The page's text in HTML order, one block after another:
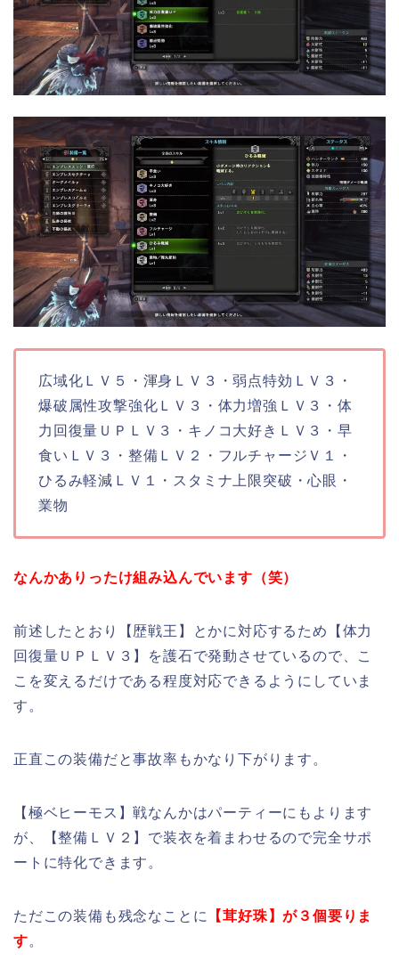
広域化ＬＶ５・渾身ＬＶ３・弱点特効ＬＶ３・
爆破属性攻撃強化ＬＶ３・体力増強ＬＶ３・体
力回復量ＵＰＬＶ３・キノコ大好きＬＶ３・早
食いＬＶ３・整備ＬＶ２・フルチャージＶ１・
ひるみ軽減ＬＶ１・スタミナ上限突破・心眼・
業物
なんかありったけ組み込んでいます（笑）
前述したとおり【歴戦王】とかに対応するため【体力
回復量ＵＰＬＶ３】を護石で発動させているので、こ
こを変えるだけである程度対応できるようにしていま
す。
正直この装備だと事故率もかなり下がります。
【極ベヒーモス】戦なんかはパーティーにもよります
が、【整備ＬＶ２】で装衣を着まわせるので完全サポ
ートに特化できます。
ただこの装備も残念なことに
【茸好珠】が３個要りま
す。